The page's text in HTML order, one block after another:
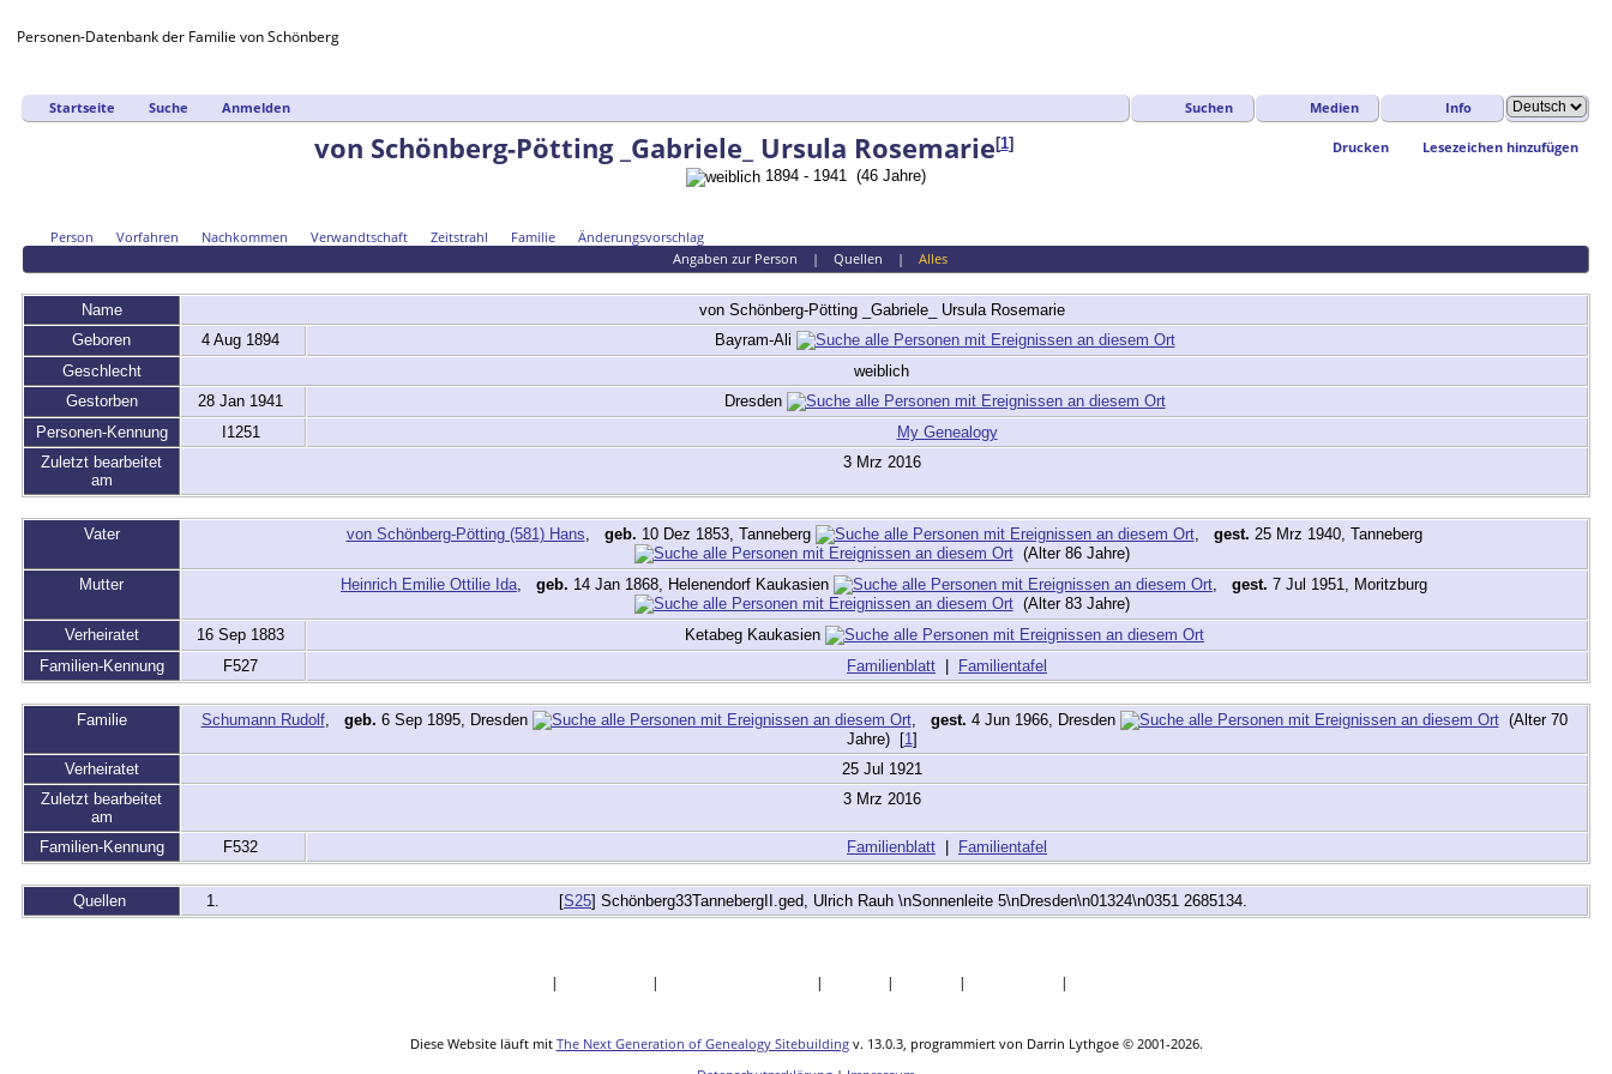
Personen-Datenbank der Familie von Schönberg
Startseite Suche Anmelden Suchen Medien Info
Drucken Lesezeichen hinzufügen
von Schönberg-Pötting _Gabriele_ Ursula Rosemarie [1]
1894 - 1941 (46 Jahre)
Person Vorfahren Nachkommen Verwandtschaft Zeitstrahl Familie
Änderungsvorschlag
Angaben zur Person | Quellen | Alles
Name von Schönberg-Pötting
_Gabriele_ Ursula Rosemarie
Geboren
4 Aug 1894
Bayram-Ali
Geschlecht
weiblich
Gestorben
28 Jan 1941
Dresden
Personen-Kennung
I1251
My Genealogy
Zuletzt bearbeitet
am
3 Mrz 2016
Vater von Schönberg-Pötting (581) Hans geb. 10 Dez 1853, Tanneberg , gest. 25 Mrz 1940, Tanneberg
(Alter 86 Jahre)
Mutter
Heinrich Emilie Ottilie Ida geb. 14 Jan 1868, Helenendorf Kaukasien gest. 7 Jul 1951, Moritzburg
(Alter 83 Jahre)
Verheiratet
16 Sep 1883
Ketabeg Kaukasien
Familien-Kennung
F527 Familienblatt | Familientafel
Familie Schumann Rudolf, geb. 6 Sep 1895, Dresden , gest. 4 Jun 1966, Dresden
(Alter 70
Jahre) [1]
Verheiratet
25 Jul 1921
Zuletzt bearbeitet
am
3 Mrz 2016
Familien-Kennung F532 Familienblatt | Familientafel
Quellen [S25] Schönberg33TannebergII.ged, Ulrich Rauh \nSonnenleite 5\nDresden\n01324\n0351 2685134.
| | | | | |
Diese Website läuft mit The Next Generation of Genealogy Sitebuildingv. 13.0.3, programmiert von Darrin Lythgoe © 2001-2026.